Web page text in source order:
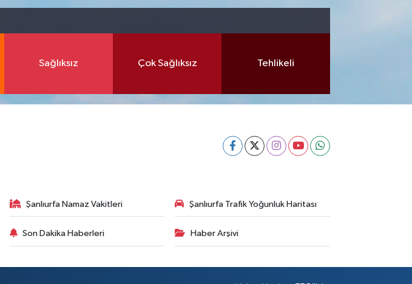
Sağlıksız Çok Sağlıksız Tehlikeli
Şanlıurfa Namaz Vakitleri Şanlıurfa Trafik Yoğunluk Haritası
Son Dakika Haberleri Haber Arşivi